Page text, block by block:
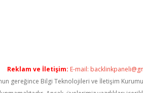
Reklam ve İletişim: E-mail:
gereğince Bilgi Teknolojileri ve İletişim